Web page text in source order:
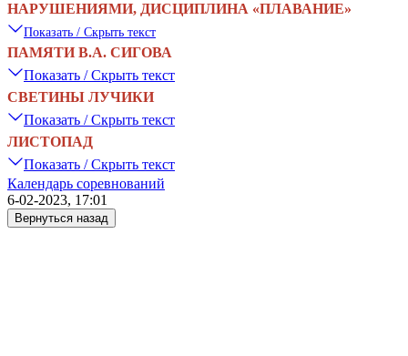
НАРУШЕНИЯМИ, ДИСЦИПЛИНА «ПЛАВАНИЕ»
Показать / Скрыть текст
ПАМЯТИ В.А. СИГОВА
Показать / Скрыть текст
СВЕТИНЫ ЛУЧИКИ
Показать / Скрыть текст
ЛИСТОПАД
Показать / Скрыть текст
Календарь соревнований
6-02-2023, 17:01
Вернуться назад